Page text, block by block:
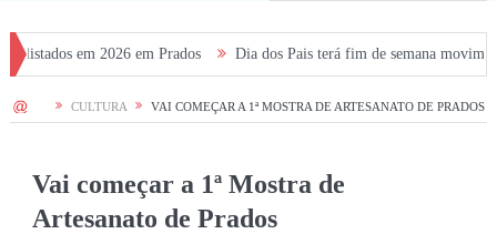
2026 em Prados Dia dos Pais terá fim de semana movimentado em
HOME CULTURA VAI COMEÇAR A 1ª MOSTRA DE ARTESANATO DE PRADOS
Vai começar a 1ª Mostra de
Artesanato de Prados